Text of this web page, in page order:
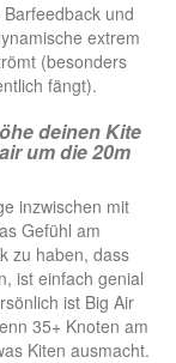
und
extrem
(besonders
fängt).
deinen Kite
um die 20m
inzwischen mit
Gefühl am
zu haben, dass
ist einfach genial
ist Big Air
35+ Knoten am
Kiten ausmacht.